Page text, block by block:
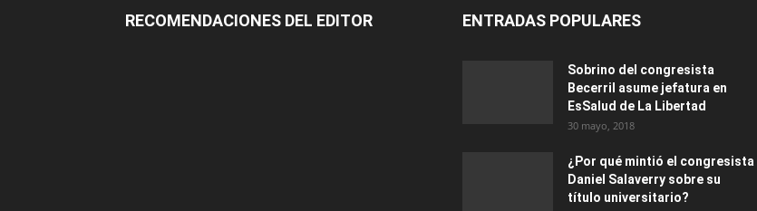
RECOMENDACIONES DEL EDITOR ENTRADAS POPULARES
Sobrino del congresista
Becerril asume jefatura en
EsSalud de La Libertad
30 mayo, 2018
¿Por qué mintió el congresista
Daniel Salaverry sobre su
título universitario?